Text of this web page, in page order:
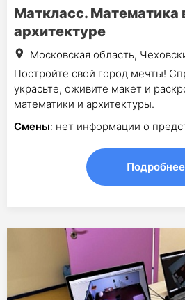
Маткласс. Математика
архитектуре
Московская область,
Постройте свой город мечты!
украсьте, оживите макет и
математики и архитектуры.
Смены: нет информации о
Подробнее